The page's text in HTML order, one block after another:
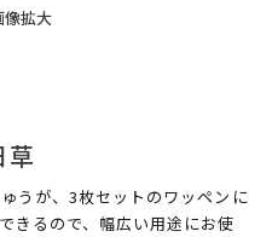
像拡大
草
うが、3枚セットのワッペンに
きるので、幅広い用途にお使